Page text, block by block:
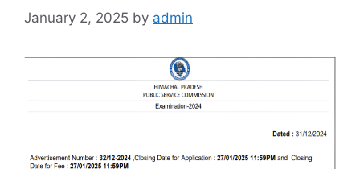
January 2, 2025 by admin